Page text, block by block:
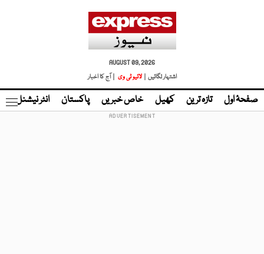
AUGUST 09, 2026
اشتہار لگائیں |
لائیو ٹی وی | آج کا اخبار
صفحۂ اول تازہ ترین کھیل خاص خبریں پاکستان انٹر نیشنل